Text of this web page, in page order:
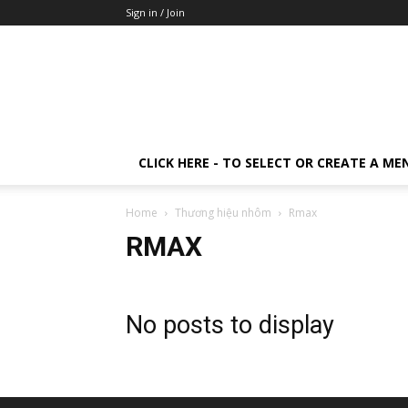
Sign in / Join
CLICK HERE - TO SELECT OR CREATE A
Home Thương hiệu nhôm Rmax
RMAX
No posts to display